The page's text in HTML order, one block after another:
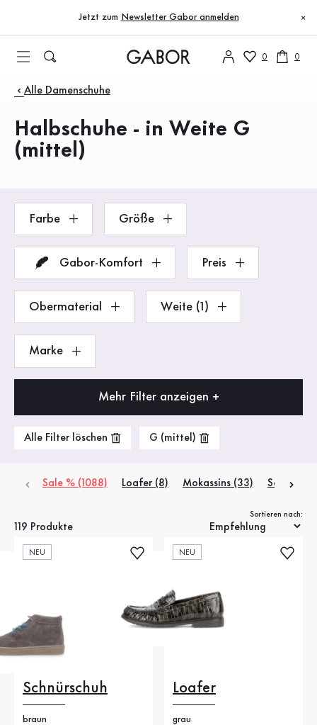
Zum Inhaltsverzeichnis
Zur Hauptnavigation
Jetzt zum Newsletter Gabor anmelden ×
0 0
Produkte
Alle Damenschuhe
Halbschuhe - in Weite G
(mittel)
Farbe Größe
Gabor-Komfort Preis
Obermaterial Weite (1)
Marke
Mehr Filter anzeigen +
Alle Filter löschen G (mittel)
Sale % (1088) Loafer (8) Mokassins (33)
119 Produkte
Sortieren nach:
NEU
Schnürschuh
braun
NEU
Loafer
grau